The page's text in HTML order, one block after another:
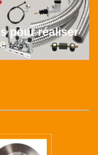
pour réaliser